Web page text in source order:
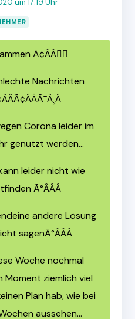
um 17:19 Uhr
Ã¢ÂÂ🏼
Nachrichten
Corona leider im
genutzt werden…
leider nicht wie
Ã°ÂÂÂ
andere Lösung
sagenÃ°ÂÂÂ
Woche nochmal
Moment ziemlich viel
Plan hab, wie bei
aussehen…